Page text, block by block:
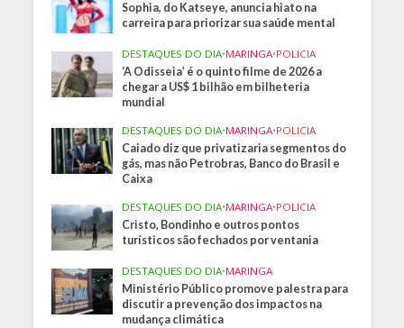
Sophia, do Katseye, anuncia hiato na
carreira para priorizar sua saúde mental
DESTAQUES DO DIA•MARINGA•POLICIA
‘A Odisseia’ é o quinto filme de 2026 a
chegar a US$ 1 bilhão em bilheteria
mundial
DESTAQUES DO DIA•MARINGA•POLICIA
Caiado diz que privatizaria segmentos do
gás, mas não Petrobras, Banco do Brasil e
Caixa
DESTAQUES DO DIA•MARINGA•POLICIA
Cristo, Bondinho e outros pontos
turísticos são fechados por ventania
DESTAQUES DO DIA•MARINGA
Ministério Público promove palestra para
discutir a prevenção dos impactos na
mudança climática